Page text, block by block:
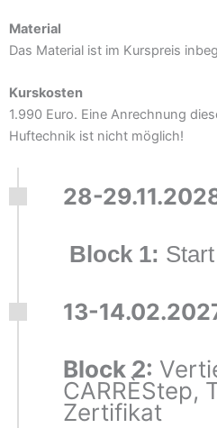
Material
Das Material ist im Kurspreis
Kurskosten
1.990 Euro. Eine Anrechnung
Huftechnik ist nicht möglich!
Block 1:
28-
Block 2:
CARRÈStep,
Zertifikat
13-